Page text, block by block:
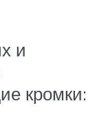
и
кромки: